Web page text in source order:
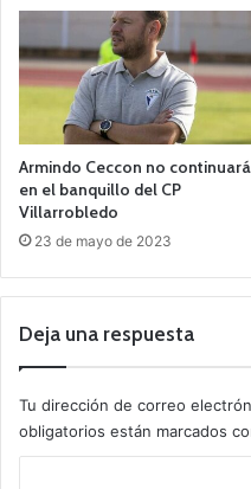
Armindo Ceccon no continuará
en el banquillo del CP
Villarrobledo
23 de mayo de 2023
Deja una respuesta
Tu dirección de correo
obligatorios están marcados